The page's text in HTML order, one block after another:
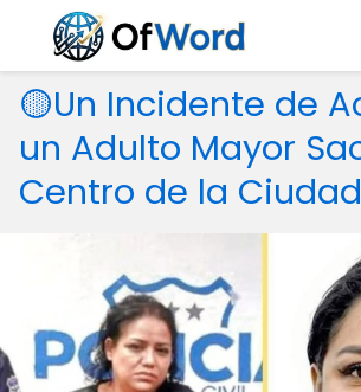
🟡Un Incidente de
un Adulto Mayor
Centro de la Ciudad